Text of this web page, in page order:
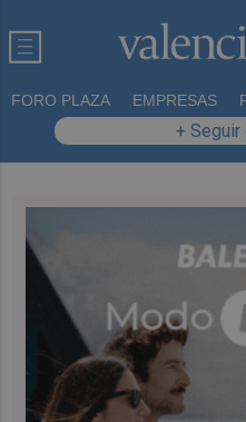
FORO PLAZA EMPRESAS
+ Seguir